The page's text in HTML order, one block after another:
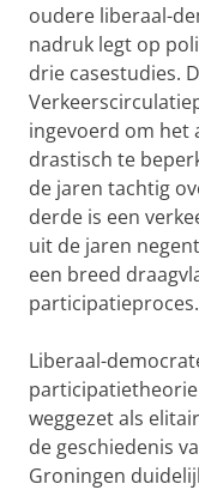
oudere liberaal-
nadruk legt op
drie casestudies.
ingevoerd om het
drastisch te
de jaren tachtig
derde is een
uit de jaren
een breed
participatieproces.
Liberaal-
weggezet als
de geschiedenis
Groningen